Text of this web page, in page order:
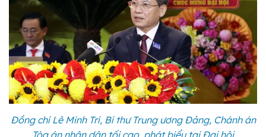
Đồng chí Lê Minh Trí, Bí thư Trung ương Đảng, Chánh án